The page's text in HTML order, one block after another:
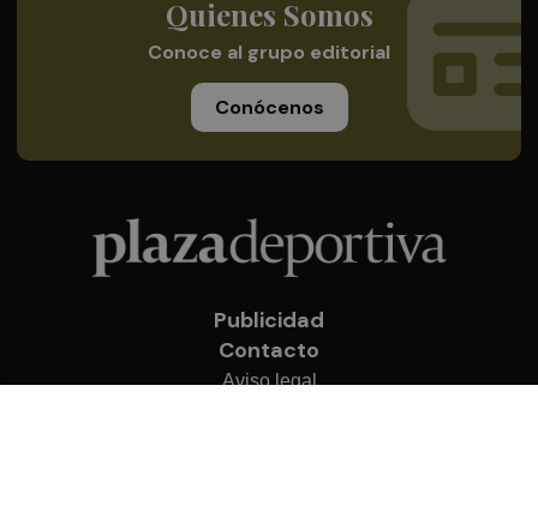
Quienes Somos
Conoce al grupo editorial
Conócenos
Publicidad
Contacto
Aviso legal